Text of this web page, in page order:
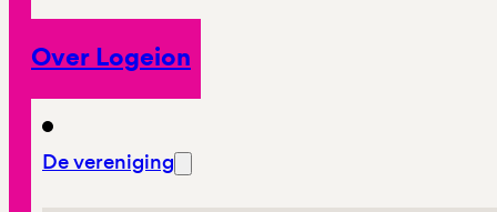
Over Logeion
De vereniging